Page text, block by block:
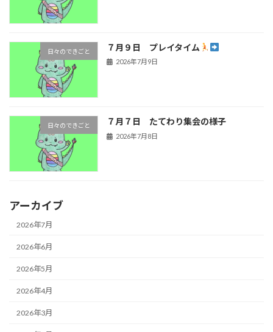
日々のできごと ７月９日 プレイタイム
2026年7月9日
日々のできごと ７月７日 たてわり集会の様子
2026年7月8日
アーカイブ
2026年7月
2026年6月
2026年5月
2026年4月
2026年3月